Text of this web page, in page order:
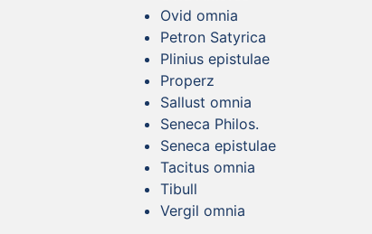
Ovid omnia
Petron Satyrica
Plinius epistulae
Properz
Sallust omnia
Seneca Philos.
Seneca epistulae
Tacitus omnia
Tibull
Vergil omnia